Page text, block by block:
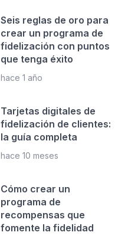
Seis reglas de oro para
crear un programa de
fidelización con puntos
que tenga éxito
hace 1 año
Tarjetas digitales de
fidelización de clientes:
la guía completa
hace 10 meses
Cómo crear un
programa de
recompensas que
fomente la fidelidad